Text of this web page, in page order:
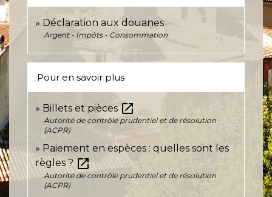
Déclaration aux douanes
Argent - Impôts - Consommation
Pour en savoir plus
Billets et piècesopen_in_new
Autorité de contrôle prudentiel et de résolution
(ACPR)
Paiement en espèces : quelles sont les
règles ?open_in_new
Autorité de contrôle prudentiel et de résolution
(ACPR)